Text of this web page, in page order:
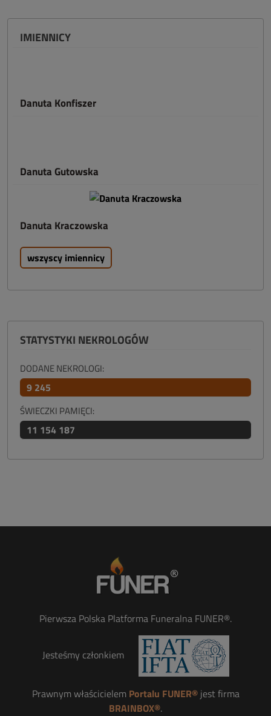
IMIENNICY
Danuta Konfiszer
Danuta Gutowska
Danuta Kraczowska
wszyscy imiennicy
STATYSTYKI NEKROLOGÓW
DODANE NEKROLOGI:
9 245
ŚWIECZKI PAMIĘCI:
11 154 187
Pierwsza Polska Platforma Funeralna FUNER®.
Jesteśmy członkiem
Prawnym właścicielem Portalu FUNER®jest firma
BRAINBOX®.